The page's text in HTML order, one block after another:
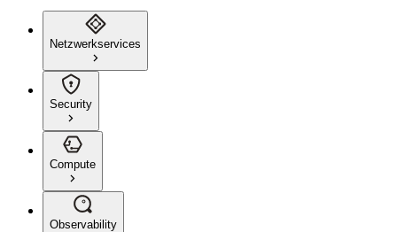
Netzwerkservices
Security
Compute
Observability